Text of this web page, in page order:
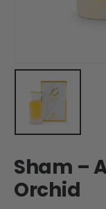
Sham –
Orchid